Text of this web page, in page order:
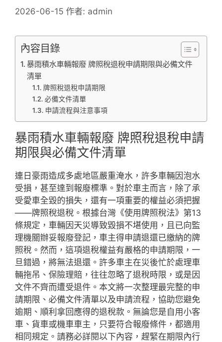
2026-06-15 作者: admin
內容目錄
暴雨積水車輛報廢 牌照稅退稅申請期限與必備文件
清單
牌照稅退稅申請期限
必備文件清單
申請流程與注意事項
暴雨積水車輛報廢 牌照稅退稅申請
期限與必備文件清單
連日豪雨造成多處地區嚴重淹水，許多車輛因泡水
受損，甚至達到報廢標準。對於車主而言，除了承
受愛車全毀的損失，還有一項重要的權益必須把握
——牌照稅退稅。根據台灣《使用牌照稅法》第13
條規定，車輛因天災導致毀損不堪使用，且已向監
理機關辦妥報廢登記，車主得申請退還已繳納的牌
照稅。然而，這項退稅權益有嚴格的申請期限，一
旦錯過，將無法退還。許多車主在災後忙於處理車
輛拖吊、保險理賠，往往忽略了退稅時限，或是因
文件不齊而遭受退件。本文將一次整理最完整的申
請期限、必備文件清單以及申請流程，協助您避免
逾期、順利拿回應得的退稅款。無論您是自用小客
車、貨車或機車車主，只要符合報廢條件，都適用
相同規定。請務必詳閱以下內容，趕緊在期限內行